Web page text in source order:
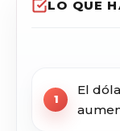
LO QUE
El